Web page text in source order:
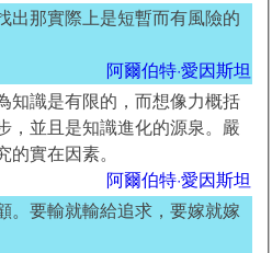
出那實際上是短暫而有風險的
阿爾伯特·愛因斯坦
知識是有限的，而想像力概括
，並且是知識進化的源泉。嚴
的實在因素。
阿爾伯特·愛因斯坦
。要輸就輸給追求，要嫁就嫁